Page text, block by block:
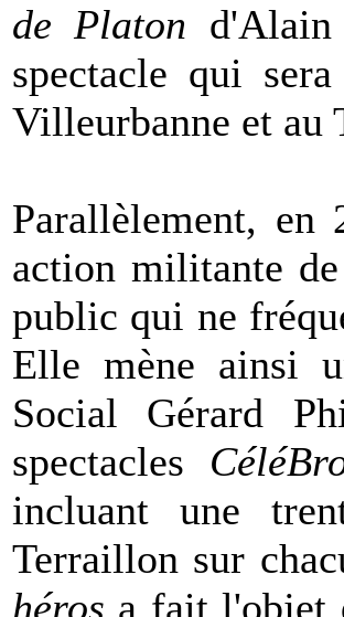
de Platon d'Alain
spectacle qui
Villeurbanne et au
Parallèlement, en
action militante
public qui ne
Elle mène ainsi
Social Gérard
spectacles
incluant une
Terraillon sur
héros a fait l'objet